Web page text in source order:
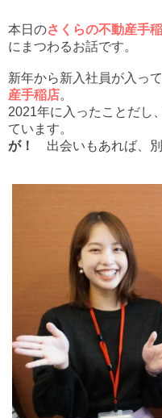
本日のさくらの不動産手
にまつわるお話です。
新年から新入社員が入っ
産手稲店。
2021年に入ったことだし
ています。
が！
出会いもあれば、